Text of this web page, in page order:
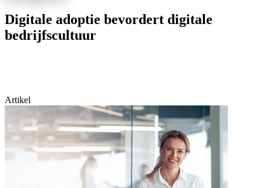
Digitale adoptie bevordert digitale
bedrijfscultuur
Artikel